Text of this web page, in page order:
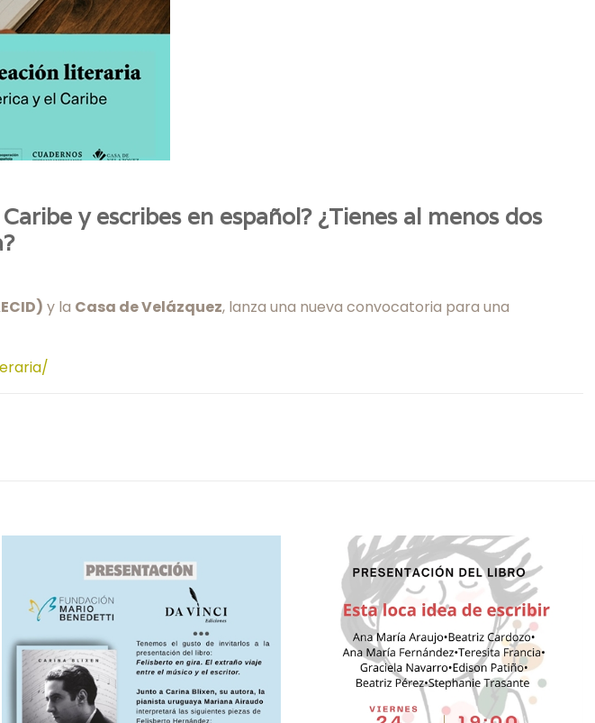
y escribes en español? ¿Tienes al menos dos
y la Casa de Velázquez, lanza una nueva convocatoria para una